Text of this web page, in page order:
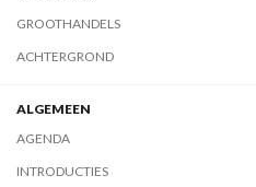
GROOTHANDELS
ACHTERGROND
ALGEMEEN
AGENDA
INTRODUCTIES